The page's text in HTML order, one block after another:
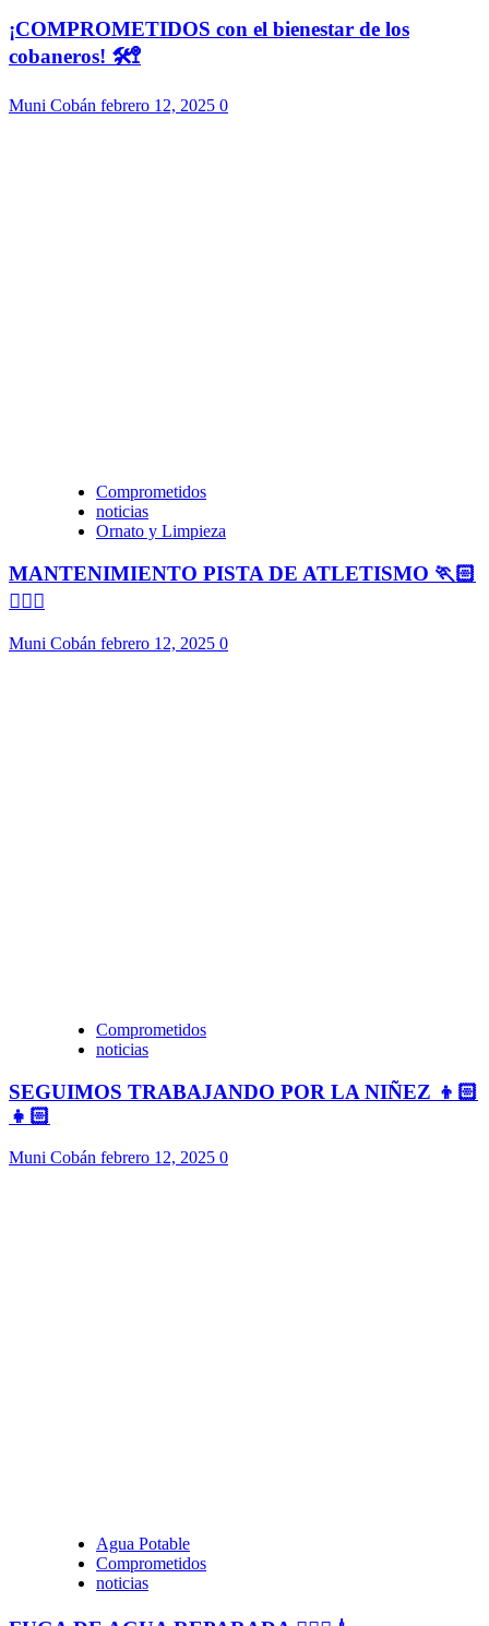
¡COMPROMETIDOS con el bienestar de los
cobaneros! 🛠️🚏
Muni Cobán febrero 12, 2025 0
Comprometidos
noticias
Ornato y Limpieza
MANTENIMIENTO PISTA DE ATLETISMO 🏃🏻
🏃🏻‍♀️
Muni Cobán febrero 12, 2025 0
Comprometidos
noticias
SEGUIMOS TRABAJANDO POR LA NIÑEZ 👦🏻
👧🏻
Muni Cobán febrero 12, 2025 0
Agua Potable
Comprometidos
noticias